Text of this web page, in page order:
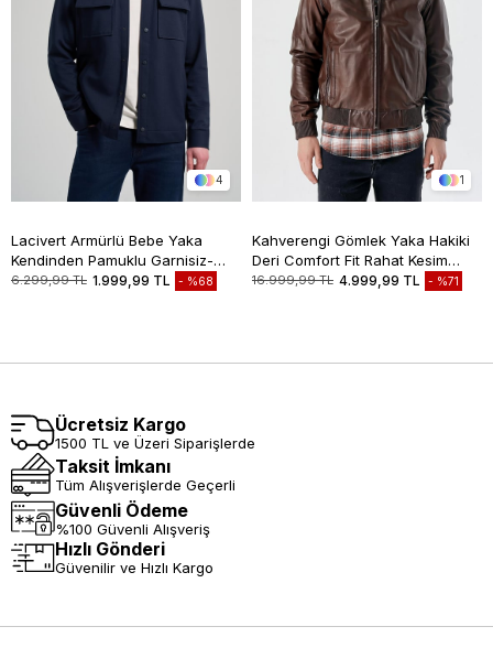
4
Lacivert Armürlü Bebe Yaka
Kendinden Pamuklu Garnisiz-
Biyesiz Standart Fit Mont
6.299,99 TL 1.999,99 TL %68
1
Kahverengi Gömlek Yaka Hakiki
Deri Comfort Fit Rahat Kesim
Casual Mont 1038235208
16.999,99 TL 4.999,99 TL %71
Ücretsiz Kargo
1500 TL ve Üzeri Siparişlerde
Taksit İmkanı
Tüm Alışverişlerde Geçerli
Güvenli Ödeme
%100 Güvenli Alışveriş
Hızlı Gönderi
Güvenilir ve Hızlı Kargo